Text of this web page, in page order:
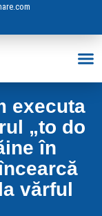
executa
„to do
în
vărful